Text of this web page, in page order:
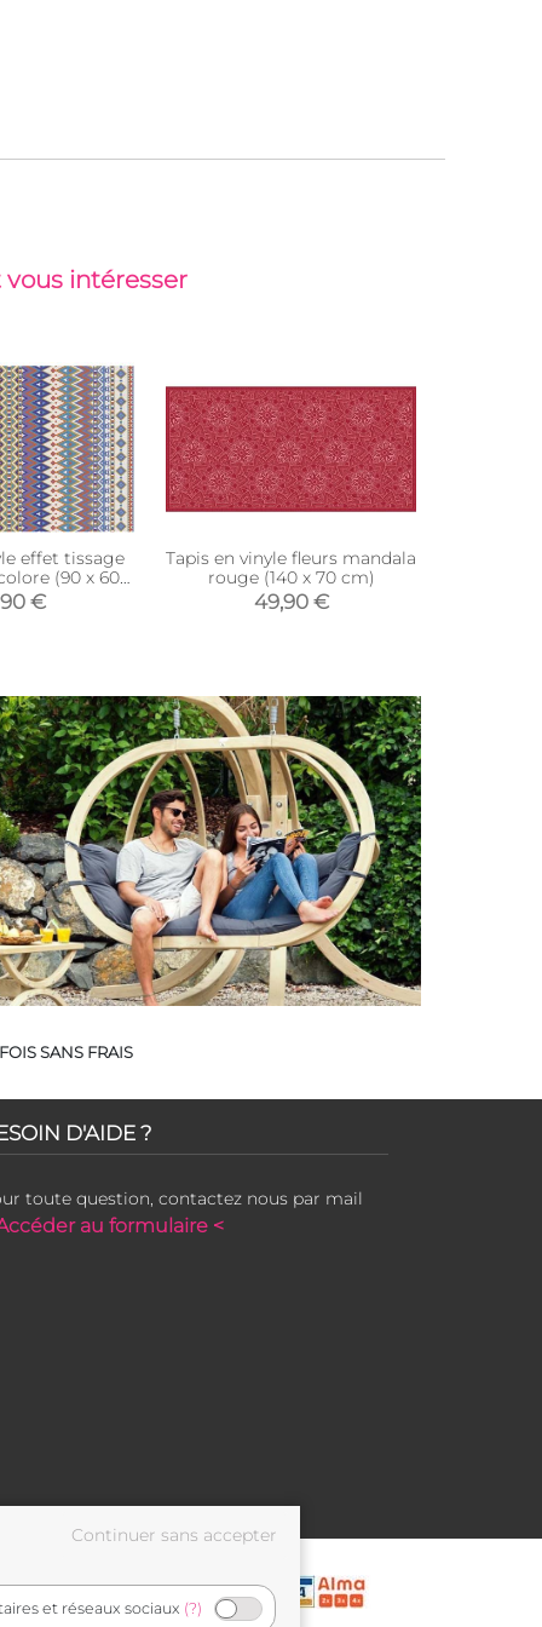
intéresser
effet tissage
(90 x 60
€
Tapis en vinyle fleurs mandala
rouge (140 x 70 cm)
49,90 €
SANS FRAIS
D'AIDE ?
toute question, contactez nous par mail
au formulaire <
et réseaux sociaux (?)